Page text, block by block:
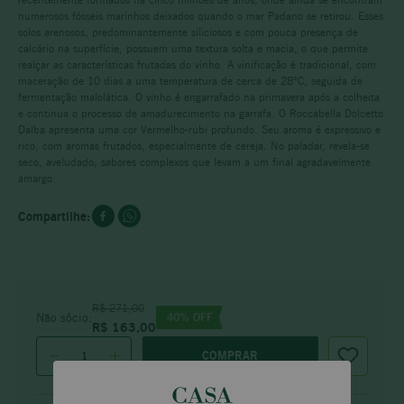
numerosos fósseis marinhos deixados quando o mar Padano se retirou. Esses
solos arenosos, predominantemente siliciosos e com pouca presença de
calcário na superfície, possuem uma textura solta e macia, o que permite
realçar as características frutadas do vinho. A vinificação é tradicional, com
maceração de 10 dias a uma temperatura de cerca de 28°C, seguida de
fermentação malolática. O vinho é engarrafado na primavera após a colheita
e continua o processo de amadurecimento na garrafa. O Roccabella Dolcetto
Dalba apresenta uma cor Vermelho-rubi profundo. Seu aroma é expressivo e
rico, com aromas frutados, especialmente de cereja. No paladar, revela-se
seco, aveludado; sabores complexos que levam a um final agradavelmente
amargo.
Não sócio:
R$ 163,00
40 % OFF
COMPRAR